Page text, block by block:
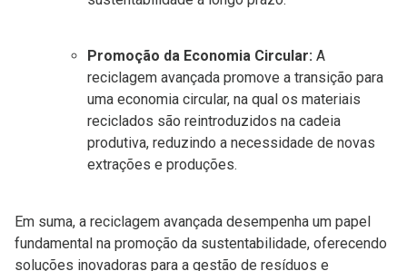
Promoção da Economia Circular: A
reciclagem avançada promove a transição para
uma economia circular, na qual os materiais
reciclados são reintroduzidos na cadeia
produtiva, reduzindo a necessidade de novas
extrações e produções.
Em suma, a reciclagem avançada desempenha um papel
fundamental na promoção da sustentabilidade, oferecendo
soluções inovadoras para a gestão de resíduos e